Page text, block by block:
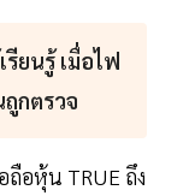
รียนรู้ เมื่อไฟ
กตรวจ
อหุ้น TRUE ถึง